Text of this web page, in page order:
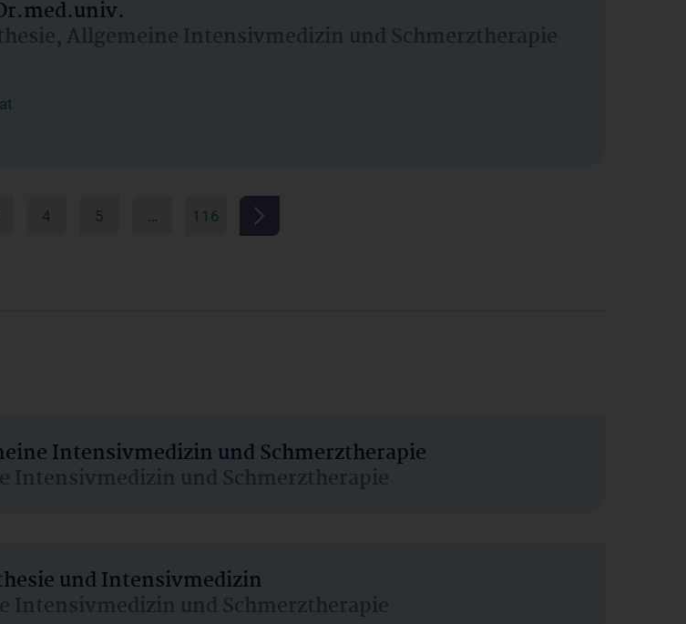
Allgemeine Intensivmedizin und Schmerztherapie
4 5 … 116
Intensivmedizin und Schmerztherapie
und Schmerztherapie
und Intensivmedizin
und Schmerztherapie